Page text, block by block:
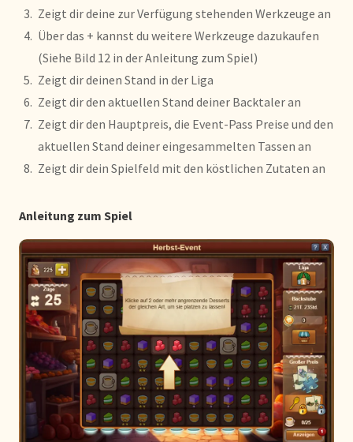
Zeigt dir deine zur Verfügung stehenden Werkzeuge an
Über das + kannst du weitere Werkzeuge dazukaufen
(Siehe Bild 12 in der Anleitung zum Spiel)
Zeigt dir deinen Stand in der Liga
Zeigt dir den aktuellen Stand deiner Backtaler an
Zeigt dir den Hauptpreis, die Event-Pass Preise und den
aktuellen Stand deiner eingesammelten Tassen an
Zeigt dir dein Spielfeld mit den köstlichen Zutaten an
Anleitung zum Spiel